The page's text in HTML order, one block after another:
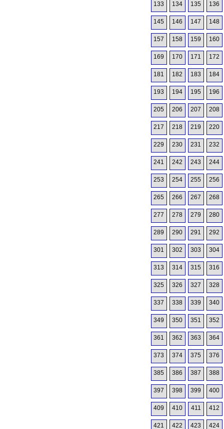
133 134 135 136
145 146 147 148
157 158 159 160
169 170 171 172
181 182 183 184
193 194 195 196
205 206 207 208
217 218 219 220
229 230 231 232
241 242 243 244
253 254 255 256
265 266 267 268
277 278 279 280
289 290 291 292
301 302 303 304
313 314 315 316
325 326 327 328
337 338 339 340
349 350 351 352
361 362 363 364
373 374 375 376
385 386 387 388
397 398 399 400
409 410 411 412
421 422 423 424